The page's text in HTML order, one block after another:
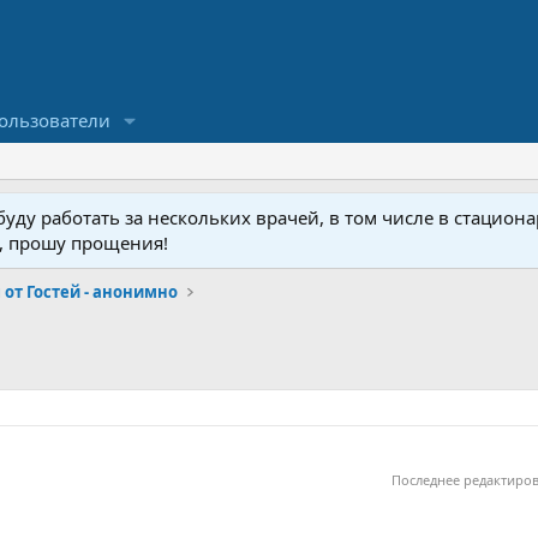
работать за нескольких врачей, в том числе в
прошу прощения!
Гостей - анонимно
Последнее